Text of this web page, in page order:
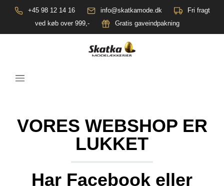
+45 98 12 14 16 info@skatkamode.dk
Fri fragt
ved køb over 999,-
Gratis gaveindpakning
VORES WEBSHOP ER
LUKKET
Har Facebook eller